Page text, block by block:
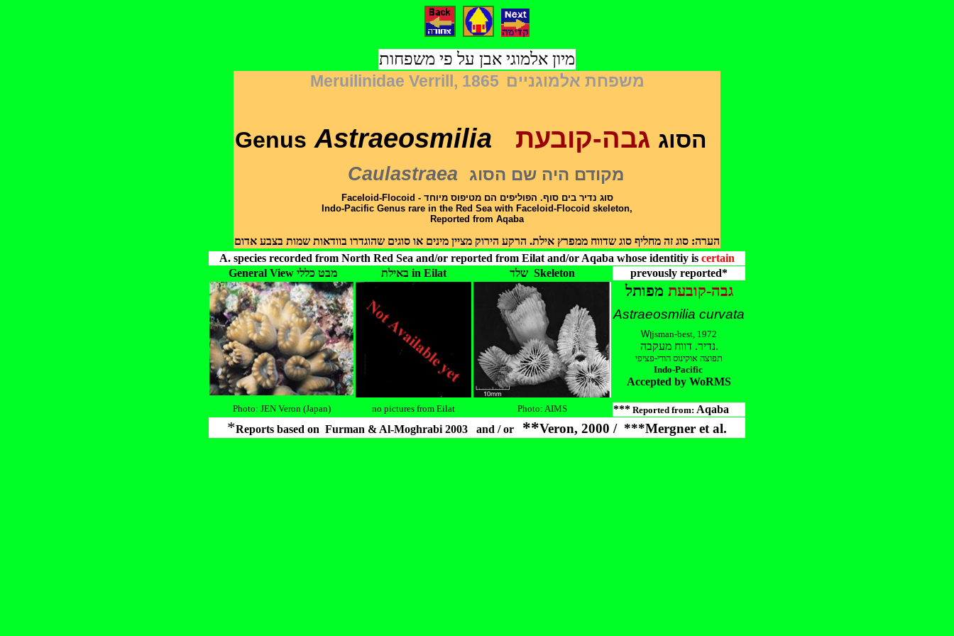
מיון אלמוגי אבן על פי משפחות
Meruilinidae Verrill, 1865 משפחת אלמוגניים
Genus Astraeosmilia הסוג גבה-קובעת
Caulastraea מקודם היה שם הסוג
Faceloid-Flocoid - סוג נדיר בים סוף. הפוליפים הם מטיפוס מיוחד
Indo-Pacific Genus rare in the Red Sea with Faceloid-Flocoid skeleton,
Reported from Aqaba
הערה: סוג זה מחליף סוג שדווח ממפרץ אילת. הרקע הירוק מציין מינים או סוגים שהוגדרו בוודאות שמות בצבע אדום
A. species recorded from North Red Sea and/or reported from Eilat and/or Aqaba whose identitiy is certain
General View מבט כללי
באילת in Eilat שלד Skeleton prevously reported*
גבה-קובעת מפותל
Astraeosmilia curvata
Wןjsman-best, 1972
נדיר. דווח מעקבה.
תפוצה אוקינוס הודי-פציפי
Indo-Pacific
Accepted by WoRMS
Photo: JEN Veron (Japan) no pictures from Eilat Photo: AIMS *** Reported from: Aqaba
*Reports based on Furman & Al-Moghrabi 2003 and / or **Veron, 2000 / ***Mergner et al.